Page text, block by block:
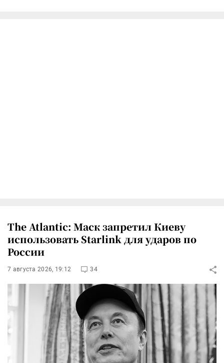
The Atlantic: Маск запретил Киеву
использовать Starlink для ударов по
России
7 августа 2026, 19:12 34